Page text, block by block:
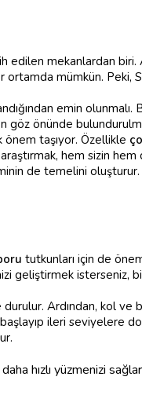
edilen mekanlardan biri.
ortamda mümkün. Peki,
emin olunmalı.
göz önünde
önem taşıyor. Özellikle
hem sizin hem
de temelini oluşturur.
tutkunları için de
geliştirmek isterseniz,
Ardından, kol ve
ileri seviyelere
hızlı yüzmenizi